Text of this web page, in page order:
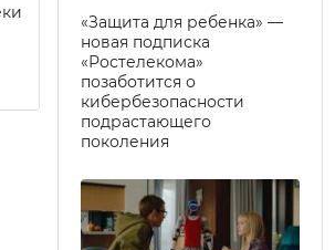
«Защита для ребенка» —
новая подписка
«Ростелекома»
позаботится о
кибербезопасности
подрастающего
поколения